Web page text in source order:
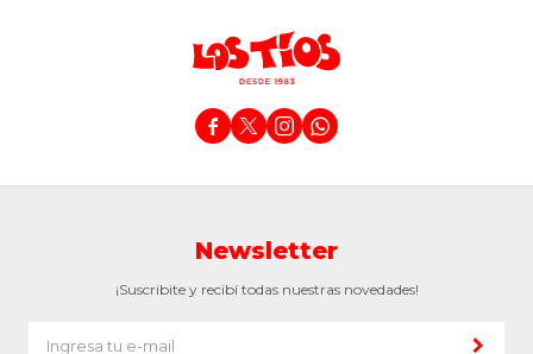
   
Newsletter
¡Suscribite y recibí todas nuestras novedades!